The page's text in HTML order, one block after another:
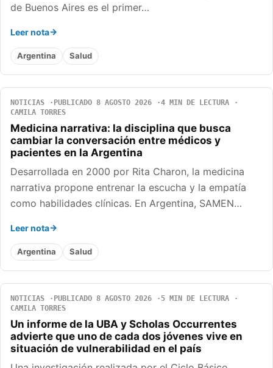
de Buenos Aires es el primer…
Leer nota
Argentina Salud
NOTICIAS PUBLICADO 8 AGOSTO 2026
4 MIN DE LECTURA
CAMILA TORRES
Medicina narrativa: la disciplina que busca
cambiar la conversación entre médicos y
pacientes en la Argentina
Desarrollada en 2000 por Rita Charon, la medicina
narrativa propone entrenar la escucha y la empatía
como habilidades clínicas. En Argentina, SAMEN…
Leer nota
Argentina Salud
NOTICIAS PUBLICADO 8 AGOSTO 2026
5 MIN DE LECTURA
CAMILA TORRES
Un informe de la UBA y Scholas Occurrentes
advierte que uno de cada dos jóvenes vive en
situación de vulnerabilidad en el país